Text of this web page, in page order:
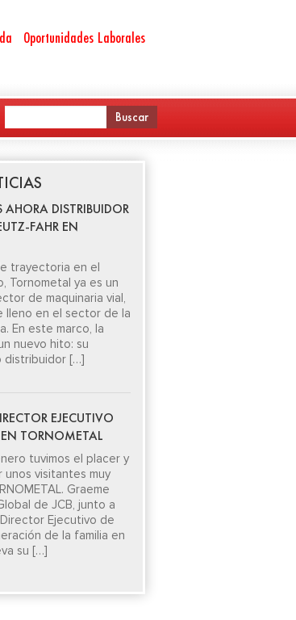
Oportunidades Laborales
DISTRIBUIDOR
FAHR EN
trayectoria en el
Tornometal ya es un
de maquinaria vial,
lleno en el sector de la
En este marco, la
nuevo hito: su
distribuidor […]
EJECUTIVO
EN TORNOMETAL
tuvimos el placer y
visitantes muy
Graeme
de JCB, junto a
Ejecutivo de
de la familia en
su […]